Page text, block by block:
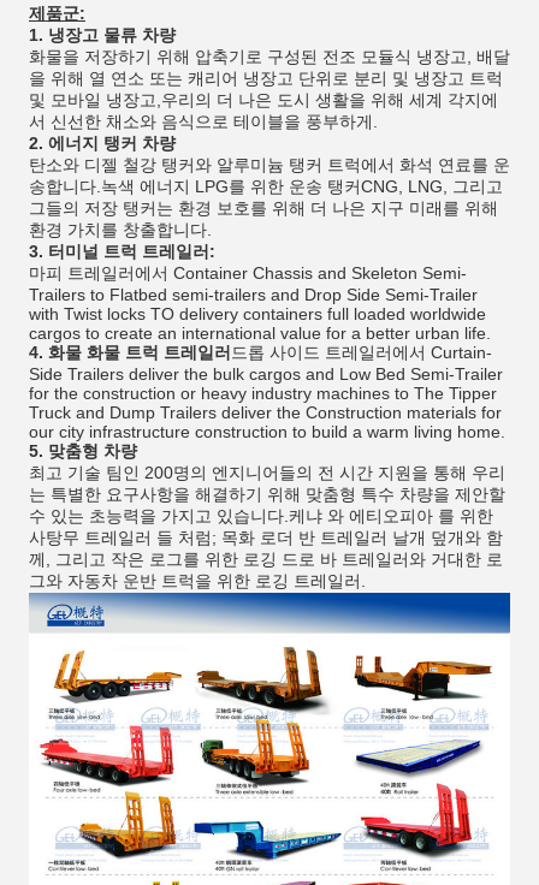
제품군:
1. 냉장고 물류 차량
화물을 저장하기 위해 압축기로 구성된 전조 모듈식 냉장고, 배달
을 위해 열 연소 또는 캐리어 냉장고 단위로 분리 및 냉장고 트럭
및 모바일 냉장고,우리의 더 나은 도시 생활을 위해 세계 각지에
서 신선한 채소와 음식으로 테이블을 풍부하게.
2. 에너지 탱커 차량
탄소와 디젤 철강 탱커와 알루미늄 탱커 트럭에서 화석 연료를 운
송합니다.녹색 에너지 LPG를 위한 운송 탱커CNG, LNG, 그리고
그들의 저장 탱커는 환경 보호를 위해 더 나은 지구 미래를 위해
환경 가치를 창출합니다.
3. 터미널 트럭 트레일러:
마피 트레일러에서 Container Chassis and Skeleton Semi-
Trailers to Flatbed semi-trailers and Drop Side Semi-Trailer
with Twist locks TO delivery containers full loaded worldwide
cargos to create an international value for a better urban life.
4. 화물 화물 트럭 트레일러 드롭 사이드 트레일러에서 Curtain-
Side Trailers deliver the bulk cargos and Low Bed Semi-Trailer
for the construction or heavy industry machines to The Tipper
Truck and Dump Trailers deliver the Construction materials for
our city infrastructure construction to build a warm living home.
5. 맞춤형 차량
최고 기술 팀인 200명의 엔지니어들의 전 시간 지원을 통해 우리
는 특별한 요구사항을 해결하기 위해 맞춤형 특수 차량을 제안할
수 있는 초능력을 가지고 있습니다.케냐 와 에티오피아 를 위한
사탕무 트레일러 들 처럼; 목화 로더 반 트레일러 날개 덮개와 함
께, 그리고 작은 로그를 위한 로깅 드로 바 트레일러와 거대한 로
그와 자동차 운반 트럭을 위한 로깅 트레일러.